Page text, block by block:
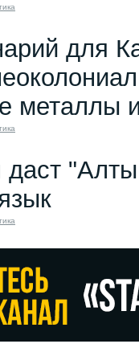
для
металлы